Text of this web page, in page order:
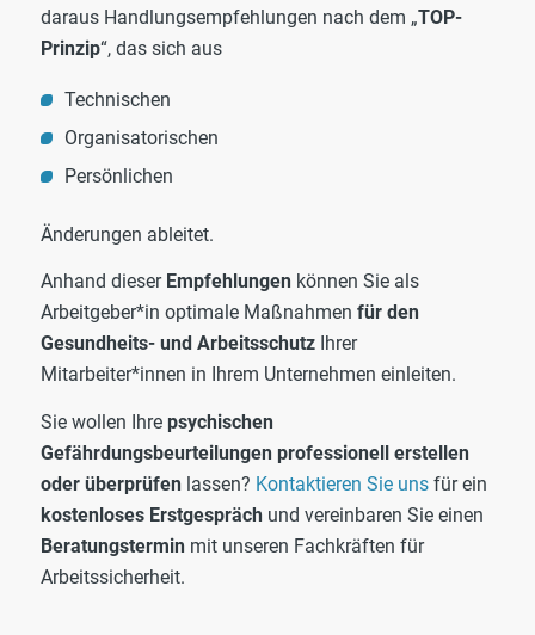
daraus Handlungsempfehlungen nach dem „TOP-
Prinzip“, das sich aus
Technischen
Organisatorischen
Persönlichen
Änderungen ableitet.
Anhand dieser Empfehlungenkönnen Sie als
Arbeitgeber*in optimale Maßnahmen für den
Gesundheits- und ArbeitsschutzIhrer
Mitarbeiter*innen in Ihrem Unternehmen einleiten.
Sie wollen Ihre psychischen
Gefährdungsbeurteilungen professionell erstellen
oder überprüfenlassen? Kontaktieren Sie unsfür ein
kostenloses Erstgesprächund vereinbaren Sie einen
Beratungsterminmit unseren Fachkräften für
Arbeitssicherheit.